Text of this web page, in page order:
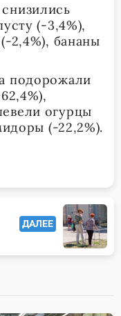
(-3,4%),
2,4%), бананы
подорожали
огурцы
(-22,2%).
ДАЛЕЕ